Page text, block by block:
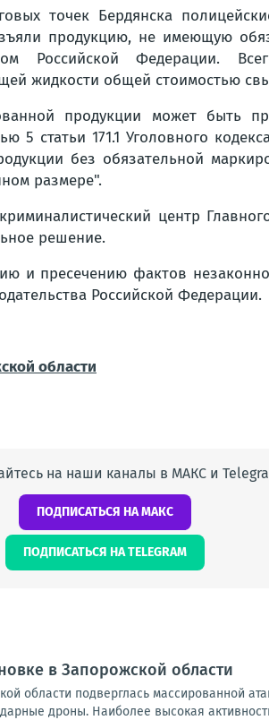
точек Бердянска
продукцию, не имеющую
Российской Федерации.
жидкости общей стоимостью
продукции может быть
5 статьи 171.1 Уголовного
без обязательной
размере".
центр
решение.
и пресечению фактов
Российской Федерации.
области
на наши каналы в МАКС и
ПОДПИСАТЬСЯ НА МАКС
ПОДПИСАТЬСЯ НА TELEGRAM
в Запорожской области
области подверглась массированной
дроны. Наиболее высокая